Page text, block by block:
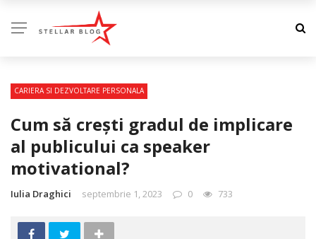
CARIERA SI DEZVOLTARE PERSONALA
Cum să crești gradul de implicare
al publicului ca speaker
motivational?
Iulia Draghici septembrie 1, 2023 0 733